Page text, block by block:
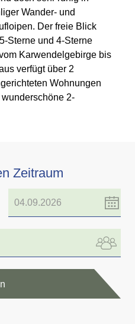
Wander- und
Der freie Blick
Sterne und 4-Sterne
Karwendelgebirge bis
verfügt über 2
Wohnungen
2-
Zeitraum